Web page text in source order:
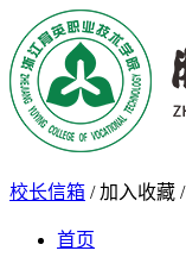
校长信箱 / 加入收藏 /
首页